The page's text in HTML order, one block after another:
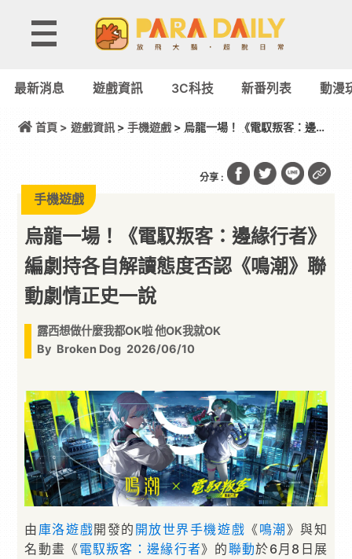
最新消息 遊戲資訊 3C科技 新番列表 動漫
首頁 > 遊戲資訊> 手機遊戲> 烏龍一場！《電馭叛客：邊緣
分享 :
手機遊戲
烏龍一場！《電馭叛客：邊緣行者》
編劇持各自解讀態度否認《鳴潮》聯
動劇情正史一說
露西想做什麼我都OK啦 他OK我就OK
By Broken Dog 2026/06/10
由 庫洛遊戲開發的 開放世界手機遊戲 《鳴潮》與知
名動畫《電馭叛客：邊緣行者》的聯動於6月8日展